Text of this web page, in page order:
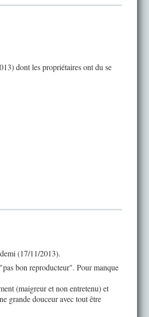
dont les propriétaires ont du se
(17/11/2013).
bon reproducteur". Pour manque
(maigreur et non entretenu) et
grande douceur avec tout être